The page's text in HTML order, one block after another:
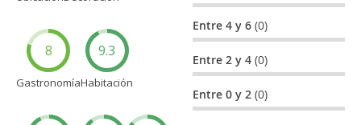
8
Gastronomía
9.3
Habitación
Entre 4 y 6(0)
Entre 2 y 4(0)
Entre 0 y 2(0)